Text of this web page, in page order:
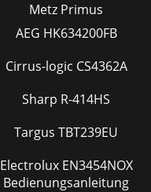
Metz Primus
AEG HK634200FB
Cirrus-logic CS4362A
Sharp R-414HS
Targus TBT239EU
Electrolux EN3454NOX
Bedienungsanleitung